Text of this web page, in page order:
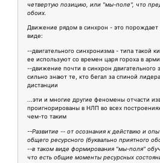
четвертую позицию, или "мы-поле", что
обоих.
Движение рядом в синхрон - это
виде:
--двигательного синхронизма - типа такой
ее используют со времен царя гороха в
--движение почти в синхрон двигательного
сильно знают те, кто бегал за спиной
дистанции
...эти и многие другие феномены отчасти
проигнорированы в НЛП во всех
чем-то таким
--Развитие -- от осознания к действию и
общего ресурсного (буквально приятного
--в таком виде формирования "мы-поля"
что есть общие моменты ресурсных